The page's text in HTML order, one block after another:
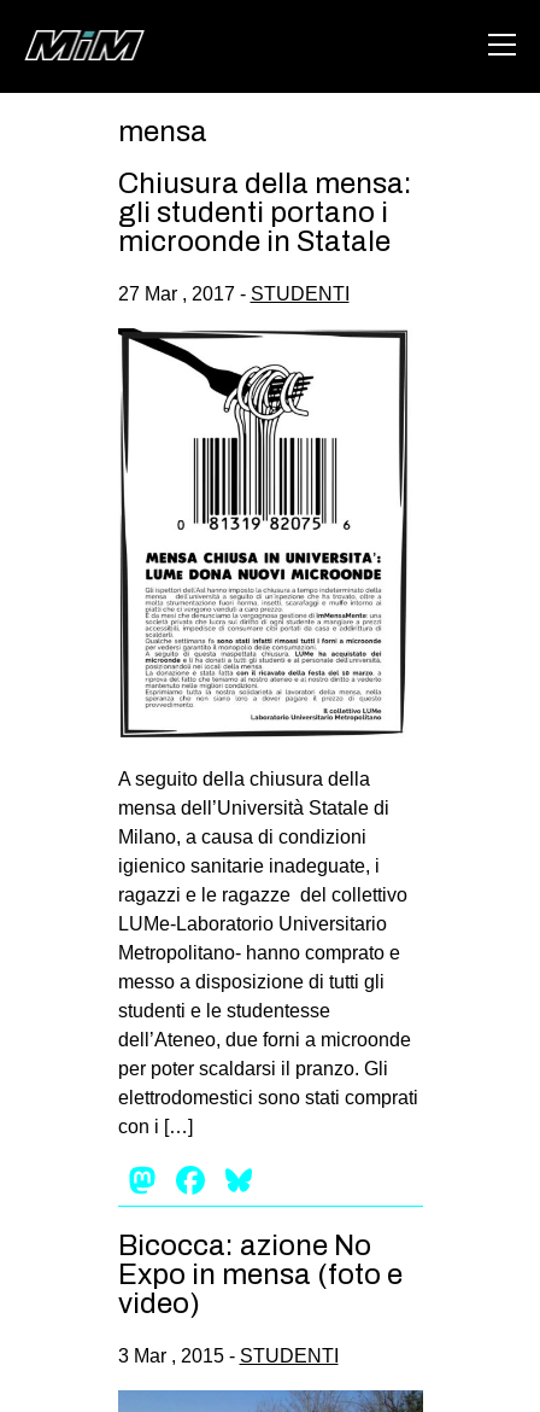
ABOUT
DEGENERAZIONE
GAZA FREESTYLE
CSOA LAMBRETTA
MSM
MILANO
MOBILITAZIONI
SPAZI
SPORT POPOLARE
MOVIMENTI
AMBIENTE
ANTIFASCISMO
GENERI
MIGRAZIONI
PRECARIATO
REPRESSIONE
CULTURE
CINEMA
MUSICA
INTERNAZIONALE
AFRICA
mensa
Chiusura della mensa:
gli studenti portano i
microonde in Statale
27 Mar , 2017 - STUDENTI
A seguito della chiusura della
mensa dell’Università Statale di
Milano, a causa di condizioni
igienico sanitarie inadeguate, i
ragazzi e le ragazze del collettivo
LUMe-Laboratorio Universitario
Metropolitano- hanno comprato e
messo a disposizione di tutti gli
studenti e le studentesse
dell’Ateneo, due forni a microonde
per poter scaldarsi il pranzo. Gli
elettrodomestici sono stati comprati
con i […]
Mastodon
Facebook
Bicocca: azione No
Expo in mensa (foto e
video)
3 Mar , 2015 - STUDENTI